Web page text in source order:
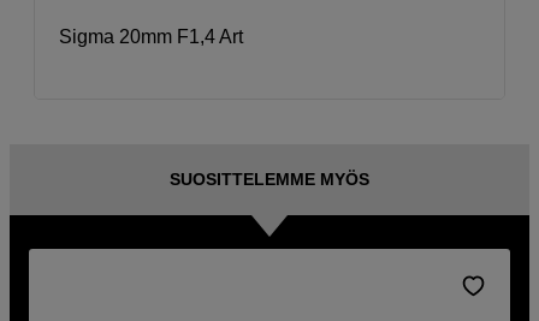
Sigma 20mm F1,4 Art
SUOSITTELEMME MYÖS